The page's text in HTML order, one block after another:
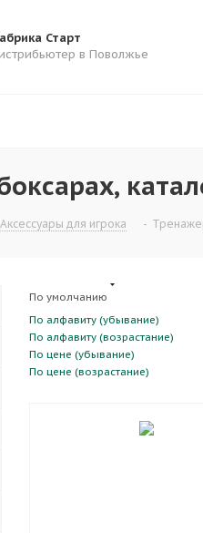
Старт
в Поволжье
Аксессуары для игрока -
По умолчанию
По алфавиту (убывание)
По алфавиту (возрастание)
По цене (убывание)
По цене (возрастание)